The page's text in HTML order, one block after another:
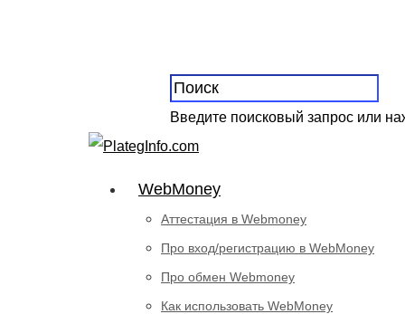
Введите поисковый запрос или
WebMoney
Аттестация в Webmoney
Про вход/регистрацию в WebMoney
Про обмен Webmoney
Как использовать WebMoney